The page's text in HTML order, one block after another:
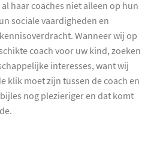
haar coaches niet alleen op hun
sociale vaardigheden en
Wanneer wij op
coach voor uw kind, zoeken
interesses, want wij
klik moet zijn tussen de coach en
nog plezieriger en dat komt